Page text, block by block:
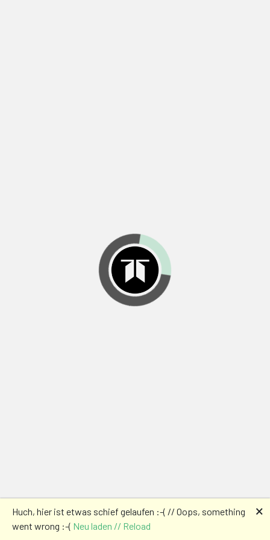
Huch, hier ist etwas schief gelaufen :-( // Oops, something
went wrong :-( Neu laden // Reload
🗙